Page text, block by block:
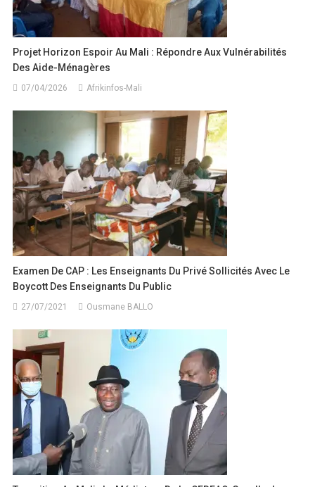
Projet Horizon Espoir Au Mali : Répondre Aux Vulnérabilités
Des Aide-Ménagères
07/04/2026 Afrikinfos-Mali
Examen De CAP : Les Enseignants Du Privé Sollicités Avec Le
Boycott Des Enseignants Du Public
27/07/2021 Ousmane BALLO